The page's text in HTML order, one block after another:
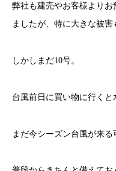
弊社も建売やお客様より
ましたが、特に大きな被害
しかしまだ10号。
台風前日に買い物に行くと
まだ今シーズン台風が来る